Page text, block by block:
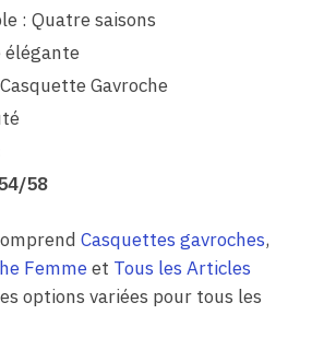
: Quatre saisons
élégante
Gavroche
58
Casquettes gavroches,
Femmeet Tous les Articles
options variées pour tous les